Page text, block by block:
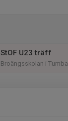
StOF U23 träff
Broängsskolan i Tumba